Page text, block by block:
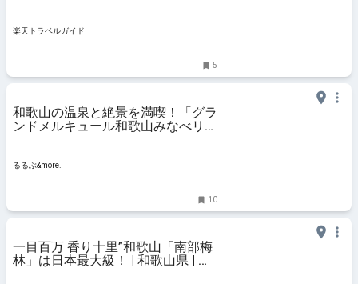
楽天トラベルガイド
5
和歌山の温泉と絶景を満喫！「グラ
ンドメルキュール和歌山みなべリゾ
&more.
るるぶ&more.
10
一目百万 香り十里”和歌山「南部梅
林」は日本最大級！ | 和歌山県 | ト